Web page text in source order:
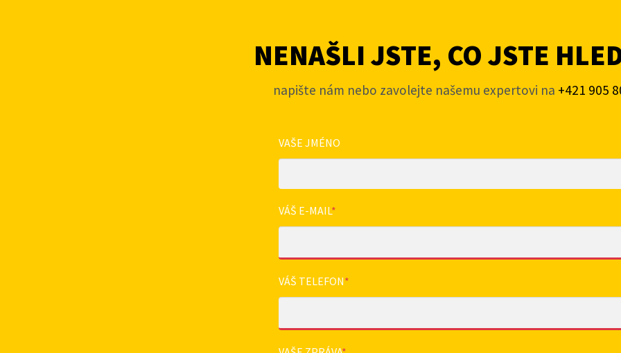
NENAŠLI JSTE, CO JSTE
napište nám nebo zavolejte našemu expertovi na +421 905
VAŠE JMÉNO
VÁŠ E-MAIL*
VÁŠ TELEFON*